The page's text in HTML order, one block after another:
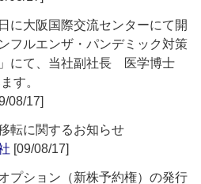
に大阪国際交流センターにて開
フルエンザ・パンデミック対策
にて、当社副社長 医学博士
す。
08/17]
転に関するお知らせ
[09/08/17]
プション（新株予約権）の発行